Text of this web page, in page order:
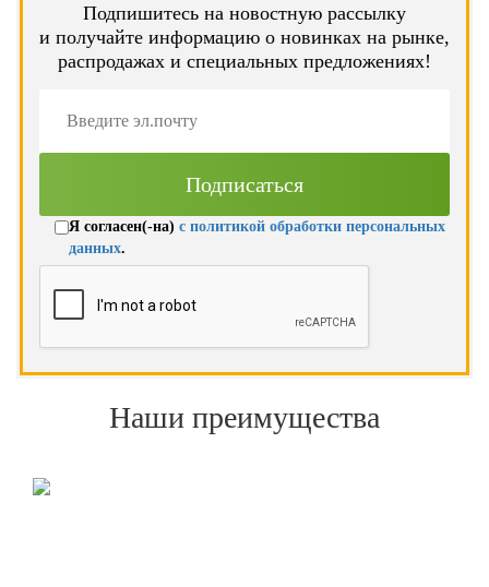
Подпишитесь на новостную рассылку
и получайте информацию о новинках на рынке,
распродажах и специальных предложениях!
Я согласен(-на) с политикой обработки персональных
данных.
Наши преимущества